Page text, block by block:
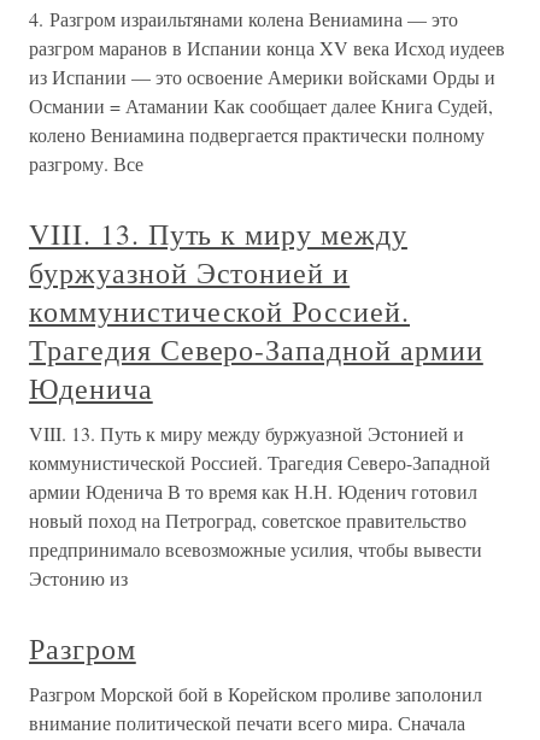
4. Разгром израильтянами колена Вениамина — это
разгром маранов в Испании конца XV века Исход иудеев
из Испании — это освоение Америки войсками Орды и
Османии = Атамании Как сообщает далее Книга Судей,
колено Вениамина подвергается практически полному
разгрому. Все
VIII. 13. Путь к миру между
буржуазной Эстонией и
коммунистической Россией.
Трагедия Северо-Западной армии
Юденича
VIII. 13. Путь к миру между буржуазной Эстонией и
коммунистической Россией. Трагедия Северо-Западной
армии Юденича В то время как Н.Н. Юденич готовил
новый поход на Петроград, советское правительство
предпринимало всевозможные усилия, чтобы вывести
Эстонию из
Разгром
Разгром Морской бой в Корейском проливе заполонил
внимание политической печати всего мира. Сначала